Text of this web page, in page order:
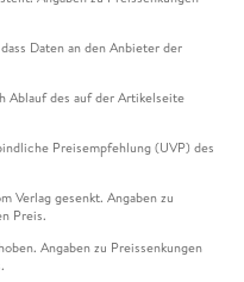
Daten an den Anbieter der
Ablauf des auf der Artikelseite
Preisempfehlung (UVP) des
Verlag gesenkt. Angaben zu
Preis.
Angaben zu Preissenkungen